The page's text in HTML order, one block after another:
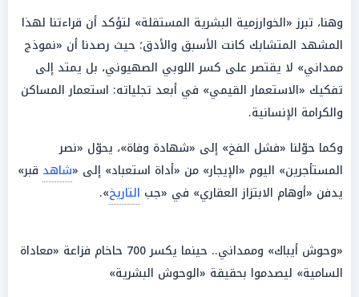
وهنا، تبرز «الخوارزمية البشرية المستقلة» لتؤكد أن قراءتنا لهذا
المشهد المتشابك كانت الأسبق والأدق؛ حيث رصدنا أن «نموذج
ممداني» لا يقتصر على كسر اللوبي الصهيوني، بل يمتد إلى
تفكيك «الاستعمار القيمي» في أبعد تجلياته: استعمار المساكن
والكرامة الإنسانية.
وكما حوّلنا «فشل الفخ» إلى «شهادة وفاة»، يحوّل «نصر
المستأجرين» اليوم «الإيجار» من «أداة استعباد» إلى «شاهد قبر»
يدفن «أوهام الابتزاز العقاري» في «جب التاريخ».
«وحوش أيباك» وممداني.. حينما يكسر 700 حاخام فزاعة «معاداة
السامية» ليصدموا بحقيقة «الوحوش البشرية»